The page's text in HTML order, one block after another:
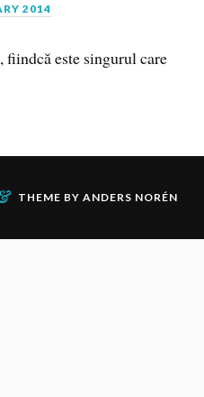
2014
este singurul care
THEME BY ANDERS NORÉN